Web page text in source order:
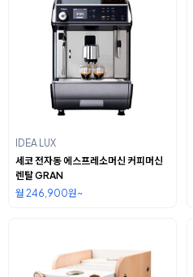
IDEA LUX
세코 전자동 에스프레소머신 커피머신
렌탈 GRAN
월 246,900원~